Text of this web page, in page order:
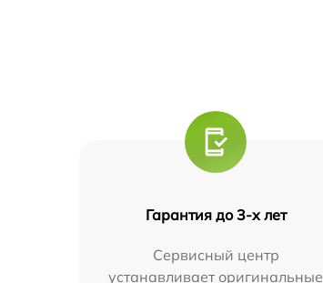
Гарантия до 3-х лет
Сервисный центр
устанавливает оригинальные